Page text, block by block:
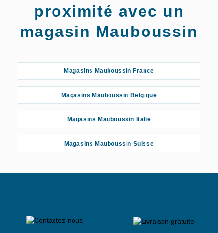
proximité avec un
magasin Mauboussin
Magasins Mauboussin France
Magasins Mauboussin Belgique
Magasins Mauboussin Italie
Magasins Mauboussin Suisse